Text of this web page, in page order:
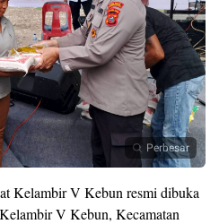
Perbesar
Kelambir V Kebun resmi dibuka
V Kebun, Kecamatan